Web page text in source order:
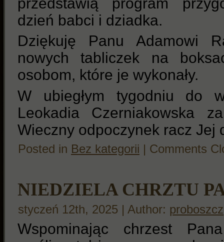
dzień babci i dziadka.
Dziękuję Panu Adamowi
nowych tabliczek na
osobom, które je wykonały.
W ubiegłym tygodniu do
Leokadia Czerniakowska
Wieczny odpoczynek racz
Posted in Bez kategorii | Comments
NIEDZIELA CHRZTU
styczeń 12th, 2025 | Author: proboszcz
Wspominając chrzest